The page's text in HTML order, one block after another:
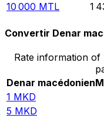
10 000 MTL 1
Convertir Denar
Rate information
Denar macédonien
1 MKD
5 MKD